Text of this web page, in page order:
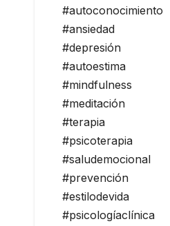
#autoconocimiento
#ansiedad
#depresión
#autoestima
#mindfulness
#meditación
#terapia
#psicoterapia
#saludemocional
#prevención
#estilodevida
#psicologíaclínica